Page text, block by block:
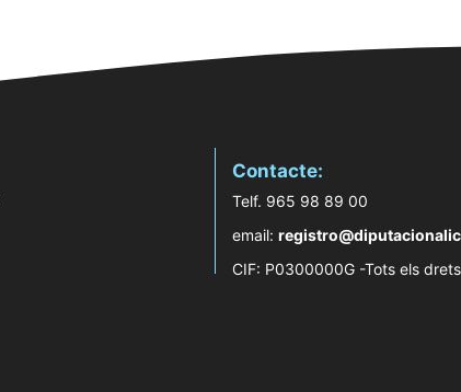
Contacte:
Telf. 965 98 89 00
email:
CIF: P0300000G -Tots els